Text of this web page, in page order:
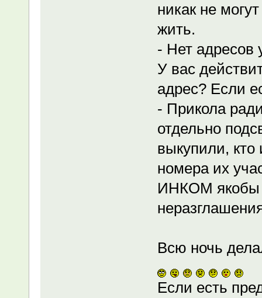
никак не
жить.
- Нет адресов
У вас
адрес? Если
- Прикола
отдельно
выкупили, кто
номера их
ИНКОМ якобы
Всю ночь
Если есть